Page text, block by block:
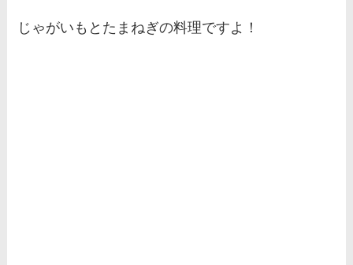
じゃがいもとたまねぎの料理ですよ！